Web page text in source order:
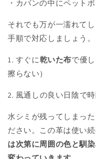
・カバンの中にペット
それでも万が一濡れて
手順で対応しましょう。
1. すぐに乾いた布で優
擦らない）
2. 風通しの良い日陰で
水シミが残ってしまっ
ださい。この革は使い
は次第に周囲の色と馴